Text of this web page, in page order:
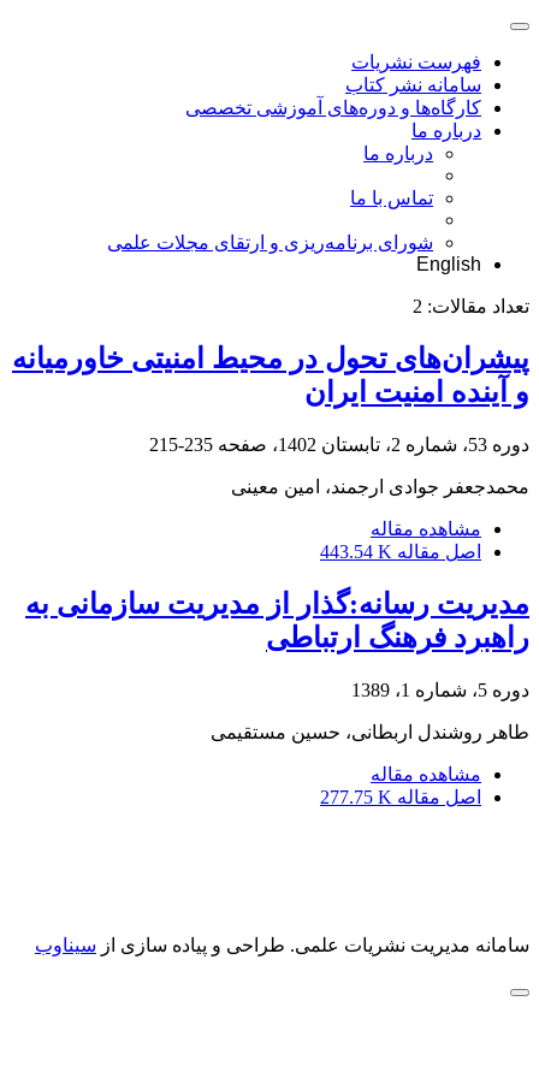
فهرست نشریات
سامانه نشر کتاب
کارگاه‌ها و دوره‌های آموزشی تخصصی
درباره ما
درباره ما
تماس با ما
شورای برنامه‌ریزی و ارتقای مجلات علمی
English
تعداد مقالات: 2
پیشرا‌ن‌های تحول در محیط امنیتی خاورمیانه
و آینده امنیت ایران
دوره 53، شماره 2، تابستان 1402، صفحه 235-215
محمدجعفر جوادی ارجمند، امین معینی
مشاهده مقاله
اصل مقاله 443.54 K
مدیریت رسانه:گذار از مدیریت سازمانی به
راهبرد فرهنگ ارتباطی
دوره 5، شماره 1، 1389
طاهر روشندل اربطانی، حسین مستقیمی
مشاهده مقاله
اصل مقاله 277.75 K
سامانه مدیریت نشریات علمی. طراحی و پیاده سازی از سیناوب